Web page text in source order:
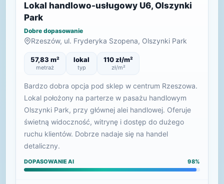
Lokal handlowo-usługowy U6, Olszynki
Park
Dobre dopasowanie
Rzeszów, ul. Fryderyka Szopena, Olszynki Park
57,83 m²
metraż
lokal
typ
110 zł/m²
zł/m²
Bardzo dobra opcja pod sklep w centrum Rzeszowa.
Lokal położony na parterze w pasażu handlowym
Olszynki Park, przy głównej alei handlowej. Oferuje
świetną widoczność, witrynę i dostęp do dużego
ruchu klientów. Dobrze nadaje się na handel
detaliczny.
DOPASOWANIE AI 98%